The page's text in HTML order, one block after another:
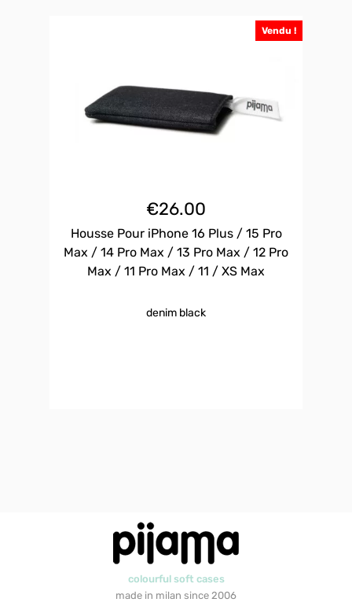
Vendu !
€26.00
Housse Pour iPhone 16 Plus / 15 Pro
Max / 14 Pro Max / 13 Pro Max / 12 Pro
Max / 11 Pro Max / 11 / XS Max
denim black
colourful soft cases
made in milan since 2006